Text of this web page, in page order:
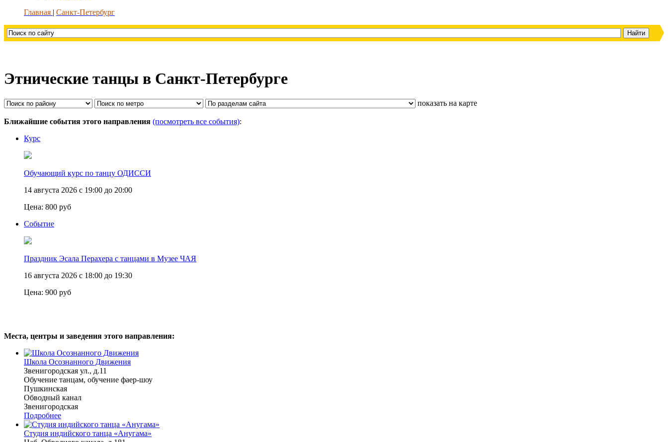
Главная
Санкт-Петербург
Этнические танцы в Санкт-Петербурге
показать на карте
Ближайшие события этого направления (посмотреть все события):
Курс
Обучающий курс по танцу ОДИССИ
14 августа 2026 с 19:00 до 20:00
Цена: 800 руб
Событие
Праздник Эсала Перахера с танцами в Музее ЧАЯ
16 августа 2026 с 18:00 до 19:30
Цена: 900 руб
Места, центры и заведения этого направления:
Школа Осознанного Движения
Звенигородская ул., д.11
Обучение танцам, обучение фаер-шоу
Пушкинская
Обводный канал
Звенигородская
Подробнее
Студия индийского танца «Анугама»